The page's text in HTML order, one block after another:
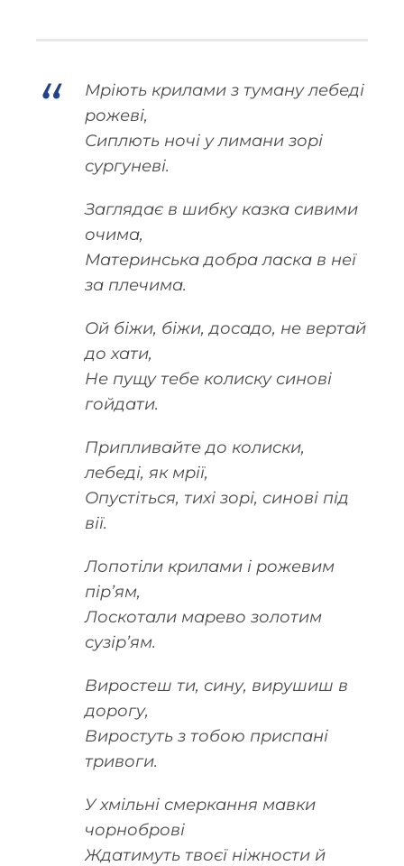
Мріють крилами з туману лебеді
рожеві,
Сиплють ночі у лимани зорі
сургуневі.
Заглядає в шибку казка сивими
очима,
Материнська добра ласка в неї
за плечима.
Ой біжи, біжи, досадо, не вертай
до хати,
Не пущу тебе колиску синові
гойдати.
Припливайте до колиски,
лебеді, як мрії,
Опустіться, тихі зорі, синові під
вії.
Лопотіли крилами і рожевим
пір’ям,
Лоскотали марево золотим
сузір’ям.
Виростеш ти, сину, вирушиш в
дорогу,
Виростуть з тобою приспані
тривоги.
У хмільні смеркання мавки
чорноброві
Ждатимуть твоєї ніжности й